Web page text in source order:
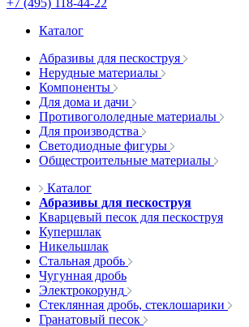
+7 (495) 118-44-22
Каталог
Абразивы для пескоструя
Нерудные материалы
Компоненты
Для дома и дачи
Противогололедные материалы
Для производства
Светодиодные фигуры
Общестроительные материалы
Каталог
Абразивы для пескоструя
Кварцевый песок для пескоструя
Купершлак
Никельшлак
Стальная дробь
Чугунная дробь
Электрокорунд
Стеклянная дробь, стеклошарики
Гранатовый песок